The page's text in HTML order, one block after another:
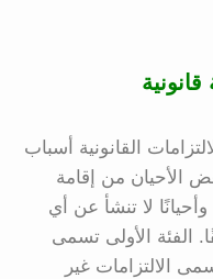
القانونية أسباب
الأحيان من إقامة
لا تنشأ عن أي
الفئة الأولى تسمى
الالتزامات غير